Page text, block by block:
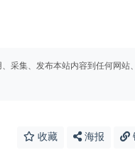
采集、发布本站内容到任何网站、
收藏 海报